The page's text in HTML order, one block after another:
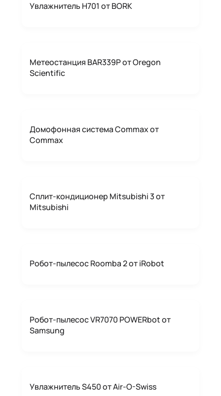
Увлажнитель H701 от BORK
Метеостанция BAR339P от Oregon
Scientific
Домофонная система Commax от
Commax
Сплит-кондиционер Mitsubishi 3 от
Mitsubishi
Робот-пылесос Roomba 2 от iRobot
Робот-пылесос VR7070 POWERbot от
Samsung
Увлажнитель S450 от Air-O-Swiss